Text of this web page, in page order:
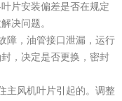
片安装偏差是否在规定
决问题。
障，油管接口泄漏，运行
，决定是否更换，密封
主风机叶片引起的。调整